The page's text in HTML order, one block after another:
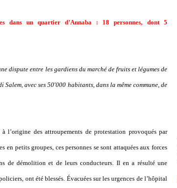
dans un quartier d’Annaba : 18 personnes, dont 5
dispute entre les gardiens du marché de fruits et légumes de
avec ses 50'000 habitants, dans la même commune, de
des attroupements de protestation provoqués par
en petits groupes, ces personnes se sont attaquées aux forces
de démolition et de leurs conducteurs. Il en a résulté une
ont été blessés. Évacuées sur les urgences de l’hôpital